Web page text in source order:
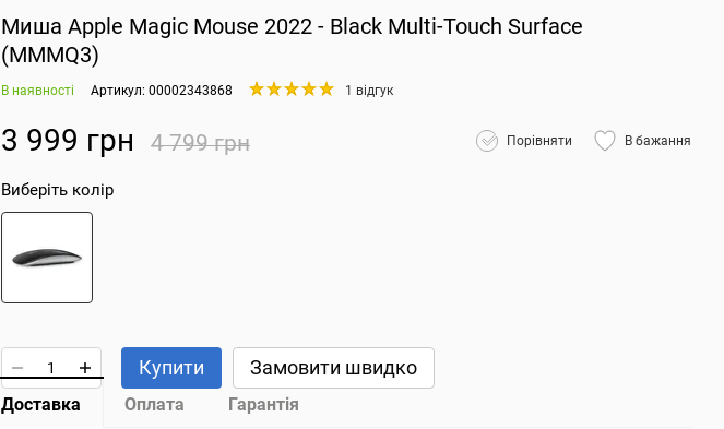
Миша Apple Magic Mouse 2022 - Black Multi-Touch Surface
(MMMQ3)
В наявності Артикул: 00002343868 1 відгук
3 999 грн 4 799 грн Порівняти В бажання
Виберіть колір
Купити Замовити швидко
Доставка Оплата Гарантія